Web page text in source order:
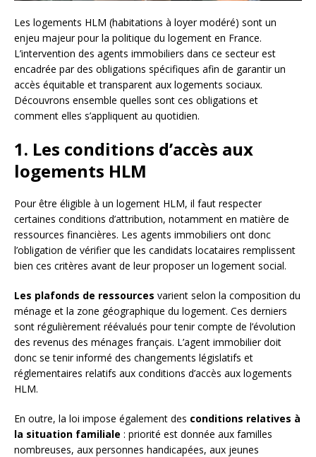
Les logements HLM (habitations à loyer modéré) sont un
enjeu majeur pour la politique du logement en France.
L’intervention des agents immobiliers dans ce secteur est
encadrée par des obligations spécifiques afin de garantir un
accès équitable et transparent aux logements sociaux.
Découvrons ensemble quelles sont ces obligations et
comment elles s’appliquent au quotidien.
1. Les conditions d’accès aux
logements HLM
Pour être éligible à un logement HLM, il faut respecter
certaines conditions d’attribution, notamment en matière de
ressources financières. Les agents immobiliers ont donc
l’obligation de vérifier que les candidats locataires remplissent
bien ces critères avant de leur proposer un logement social.
Les plafonds de ressources varient selon la composition du
ménage et la zone géographique du logement. Ces derniers
sont régulièrement réévalués pour tenir compte de l’évolution
des revenus des ménages français. L’agent immobilier doit
donc se tenir informé des changements législatifs et
réglementaires relatifs aux conditions d’accès aux logements
HLM.
En outre, la loi impose également des conditions relatives à
la situation familiale : priorité est donnée aux familles
nombreuses, aux personnes handicapées, aux jeunes